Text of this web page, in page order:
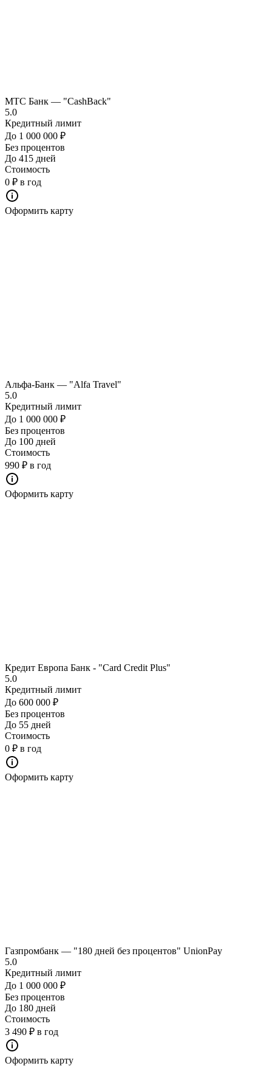
МТС Банк — "CashBack"
5.0
Кредитный лимит
До 1 000 000 ₽
Без процентов
До 415 дней
Стоимость
0 ₽ в год
Оформить карту
Альфа-Банк — "Alfa Travel"
5.0
Кредитный лимит
До 1 000 000 ₽
Без процентов
До 100 дней
Стоимость
990 ₽ в год
Оформить карту
Кредит Европа Банк - "Card Credit Plus"
5.0
Кредитный лимит
До 600 000 ₽
Без процентов
До 55 дней
Стоимость
0 ₽ в год
Оформить карту
Газпромбанк — "180 дней без процентов" UnionPay
5.0
Кредитный лимит
До 1 000 000 ₽
Без процентов
До 180 дней
Стоимость
3 490 ₽ в год
Оформить карту